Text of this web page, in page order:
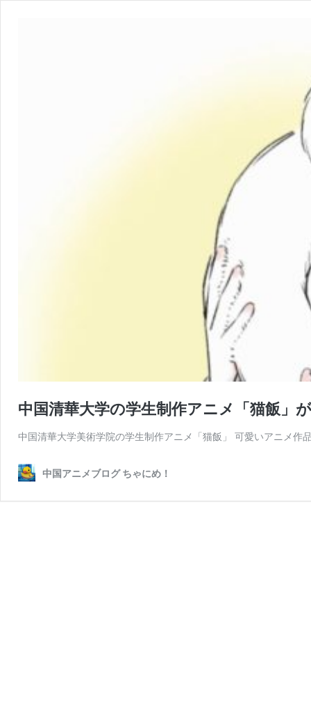
中国清華大学の学生制作アニメ「猫飯」
中国清華大学美術学院の学生制作アニメ「猫飯」 可愛いアニメ
中国アニメブログ ちゃにめ！